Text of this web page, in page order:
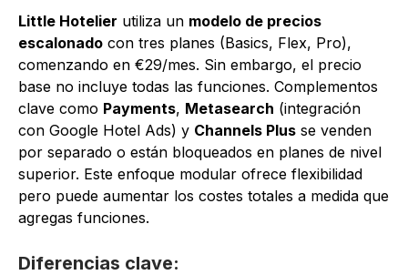
Little Hotelier utiliza un modelo de precios
escalonado con tres planes (Basics, Flex, Pro),
comenzando en €29/mes. Sin embargo, el precio
base no incluye todas las funciones. Complementos
clave como Payments, Metasearch (integración
con Google Hotel Ads) y Channels Plus se venden
por separado o están bloqueados en planes de nivel
superior. Este enfoque modular ofrece flexibilidad
pero puede aumentar los costes totales a medida que
agregas funciones.
Diferencias clave: